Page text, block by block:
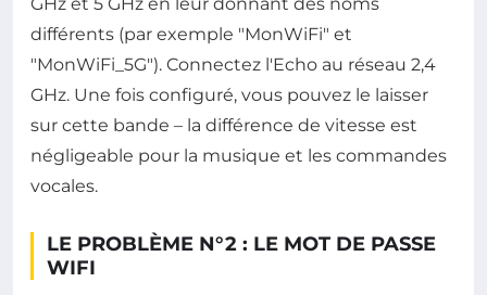
différents (par exemple "MonWiFi" et
"MonWiFi_5G"). Connectez l'Echo au réseau 2,4
GHz. Une fois configuré, vous pouvez le laisser
sur cette bande – la différence de vitesse est
négligeable pour la musique et les commandes
vocales.
LE PROBLÈME N°2 : LE MOT DE PASSE
WIFI